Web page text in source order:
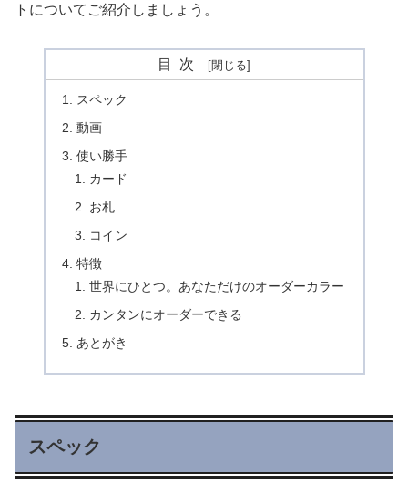
トについてご紹介しましょう。
目次
スペック
動画
使い勝手
カード
お札
コイン
特徴
世界にひとつ。あなただけのオーダーカラー
カンタンにオーダーできる
あとがき
スペック